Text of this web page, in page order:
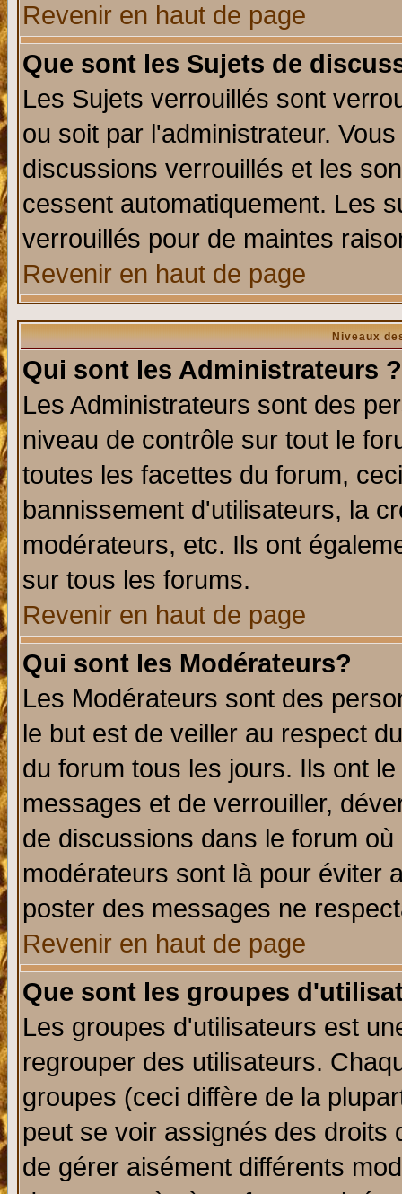
Revenir en haut de page
Que sont les Sujets de
Les Sujets verrouillés sont
ou soit par l'administrateur.
discussions verrouillés et les
cessent automatiquement. Les
verrouillés pour de maintes
Revenir en haut de page
Niveaux
Qui sont les Administrateurs ?
Les Administrateurs sont des
niveau de contrôle sur tout le
toutes les facettes du forum,
bannissement d'utilisateurs, la
modérateurs, etc. Ils ont
sur tous les forums.
Revenir en haut de page
Qui sont les Modérateurs?
Les Modérateurs sont des
le but est de veiller au respect
du forum tous les jours. Ils ont
messages et de verrouiller,
de discussions dans le forum
modérateurs sont là pour éviter
poster des messages ne
Revenir en haut de page
Que sont les groupes
Les groupes d'utilisateurs est
regrouper des utilisateurs.
groupes (ceci diffère de la
peut se voir assignés des
de gérer aisément différents